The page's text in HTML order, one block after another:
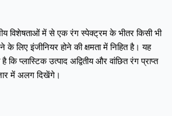
विशेषताओं में से एक रंग स्पेक्ट्रम के भीतर किसी भी
के लिए इंजीनियर होने की क्षमता में निहित है। यह
प्लास्टिक उत्पाद अद्वितीय और वांछित रंग प्राप्त
में अलग दिखेंगे।